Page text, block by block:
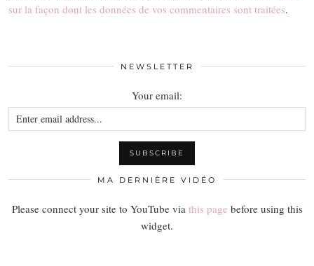
sur la façon dont les données de vos commentaires sont traitées.
NEWSLETTER
Your email:
MA DERNIÈRE VIDÉO
Please connect your site to YouTube via this page before using this
widget.